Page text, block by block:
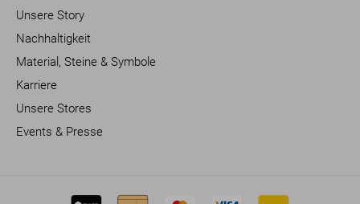
Unsere Story
Nachhaltigkeit
Material, Steine & Symbole
Karriere
Unsere Stores
Events & Presse